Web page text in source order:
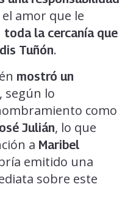
amor que le
toda la cercanía que
Tuñón.
mostró un
según lo
como
Julián, lo que
a Maribel
emitido una
sobre este